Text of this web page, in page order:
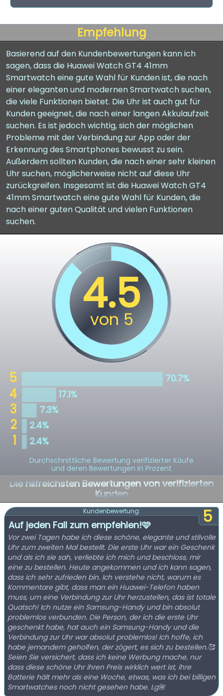
Empfehlung
Basierend auf den Kundenbewertungen kann ich
sagen, dass die Huawei Watch GT4 41mm
Smartwatch eine gute Wahl für Kunden ist, die nach
einer eleganten und modernen Smartwatch suchen,
die viele Funktionen bietet. Die Uhr ist auch gut für
Kunden geeignet, die nach einer langen Akkulaufzeit
suchen. Es ist jedoch wichtig, sich der möglichen
Probleme mit der Verbindung zur App oder der
Erkennung des Smartphones bewusst zu sein.
Außerdem sollten Kunden, die nach einer sehr kleinen
Uhr suchen, möglicherweise nicht auf diese Uhr
zurückgreifen. Insgesamt ist die Huawei Watch GT4
41mm Smartwatch eine gute Wahl für Kunden, die
nach einer guten Qualität und vielen Funktionen
suchen.
Durchschnittliche Bewertung verifizierter Käufe
und deren Bewertungen in Prozent
Die hilfreichsten Bewertungen von verifizierten
Kunden
5
Kundenbewertung:
Auf jeden Fall zum empfehlen!🩷
Vor zwei Tagen habe ich diese schöne, elegante und stilvolle
Uhr zum zweiten Mal bestellt. Die erste Uhr war ein Geschenk
und als ich sie sah, verliebte ich mich und beschloss, mir
eine zu bestellen. Heute angekommen und ich kann sagen,
dass ich sehr zufrieden bin. Ich verstehe nicht, warum es
Kommentare gibt, dass man ein Huawei-Telefon haben
muss, um eine Verbindung zur Uhr herzustellen, das ist totale
Quatsch! Ich nutze ein Samsung-Handy und bin absolut
problemlos verbunden. Die Person, der ich die erste Uhr
geschenkt habe, hat auch ein Samsung-Handy und die
Verbindung zur Uhr war absolut problemlos! Ich hoffe, ich
habe jemandem geholfen, der zögert, es sich zu bestellen.🥰
Seien Sie versichert, dass ich keine Werbung mache, nur
dass diese schöne Uhr ihren Preis wirklich wert ist, ihre
Batterie hält mehr als eine Woche, etwas, was ich bei billigen
Smartwatches noch nicht gesehen habe. Lg🌺